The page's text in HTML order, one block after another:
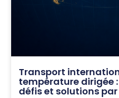
Transport
température dirigée
défis et solutions par